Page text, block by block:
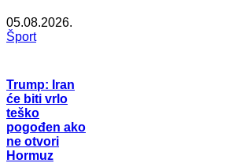
05.08.2026.
Šport
Trump: Iran
će biti vrlo
teško
pogođen ako
ne otvori
Hormuz